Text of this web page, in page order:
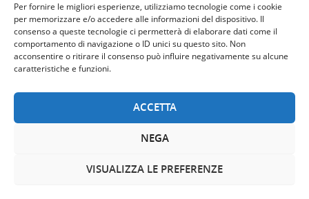
Per fornire le migliori esperienze, utilizziamo tecnologie come i cookie
per memorizzare e/o accedere alle informazioni del dispositivo. Il
consenso a queste tecnologie ci permetterà di elaborare dati come il
comportamento di navigazione o ID unici su questo sito. Non
acconsentire o ritirare il consenso può influire negativamente su alcune
caratteristiche e funzioni.
ACCETTA
NEGA
VISUALIZZA LE PREFERENZE